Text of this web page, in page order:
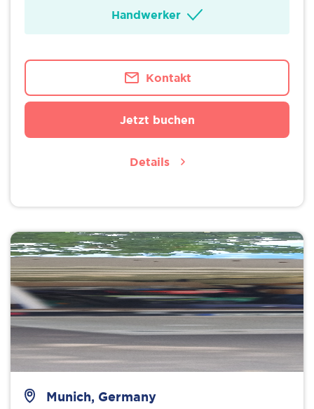
Handwerker
Kontakt
Jetzt buchen
Details
Munich, Germany